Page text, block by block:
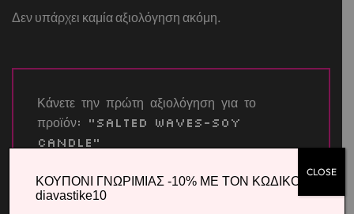
Δεν υπάρχει καμία αξιολόγηση ακόμη.
Κάνετε την πρώτη αξιολόγηση για το
προϊόν: “SALTED WAVES-Soy
Candle”
ΚΟΥΠΟΝΙ ΓΝΩΡΙΜΙΑΣ -10% ΜΕ ΤΟΝ ΚΩΔΙΚΟ
diavastike10
CLOSE